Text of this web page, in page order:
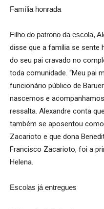
Família honrada
Filho do patrono da escola,
disse que a família se sente
do seu pai cravado no
toda comunidade. “Meu pai
funcionário público de
nascemos e
ressalta. Alexandre conta
também se aposentou
Zacarioto e que dona
Francisco Zacarioto, foi a
Helena.
Escolas já entregues